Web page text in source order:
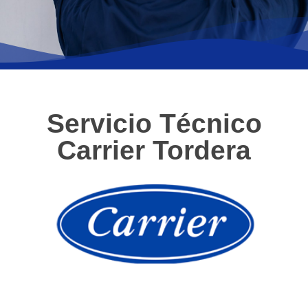
Servicio Técnico
Carrier Tordera